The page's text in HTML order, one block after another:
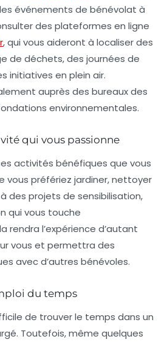
événements de bénévolat à
des plateformes en ligne
, qui vous aideront à localiser des
de déchets, des journées de
initiatives en plein air.
auprès des bureaux des
environnementales.
qui vous passionne
activités bénéfiques que vous
vous préfériez jardiner, nettoyer
des projets de sensibilisation,
qui vous touche
rendra l’expérience d’autant
vous et permettra des
avec d’autres bénévoles.
du temps
de trouver le temps dans un
Toutefois, même quelques